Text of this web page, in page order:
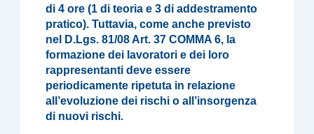
di 4 ore (1 di teoria e 3 di addestramento
pratico). Tuttavia, come anche previsto
nel D.Lgs. 81/08 Art. 37 COMMA 6, la
formazione dei lavoratori e dei loro
rappresentanti deve essere
periodicamente ripetuta in relazione
all’evoluzione dei rischi o all’insorgenza
di nuovi rischi.